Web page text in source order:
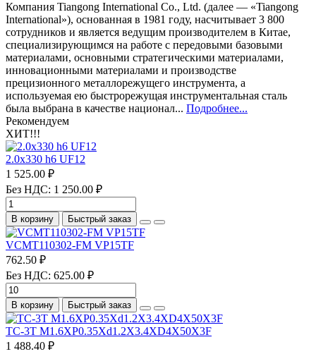
Компания Tiangong International Co., Ltd. (далее — «Tiangong
International»), основанная в 1981 году, насчитывает 3 800
сотрудников и является ведущим производителем в Китае,
специализирующимся на работе с передовыми базовыми
материалами, основными стратегическими материалами,
инновационными материалами и производстве
прецизионного металлорежущего инструмента, а
используемая ею быстрорежущая инструментальная сталь
была выбрана в качестве национал... Подробнее...
Рекомендуем
ХИТ!!!
2.0х330 h6 UF12
1 525.00 ₽
Без НДС: 1 250.00 ₽
В корзину Быстрый заказ
VCMT110302-FM VP15TF
762.50 ₽
Без НДС: 625.00 ₽
В корзину Быстрый заказ
TC-3T M1.6XP0.35Xd1.2X3.4XD4X50X3F
1 488.40 ₽